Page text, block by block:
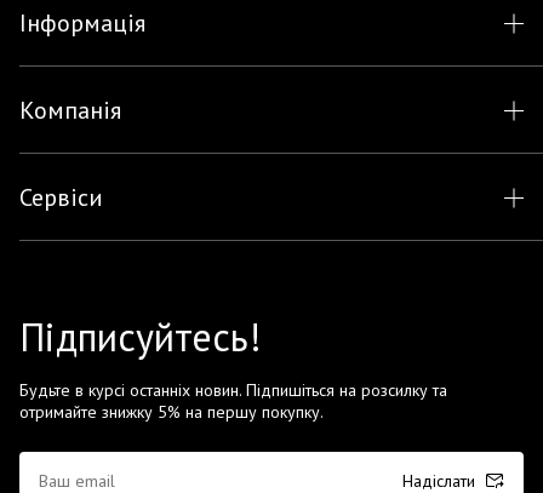
Інформація
Компанія
Сервіси
Підписуйтесь!
Будьте в курсі останніх новин. Підпишіться на розсилку та
отримайте знижку 5% на першу покупку.
Надіслати